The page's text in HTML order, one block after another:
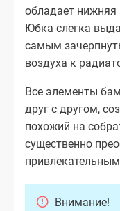
обладает
Юбка слегка
самым
воздуха к
Все элементы
друг с другом,
похожий на
существенно
Внимание!